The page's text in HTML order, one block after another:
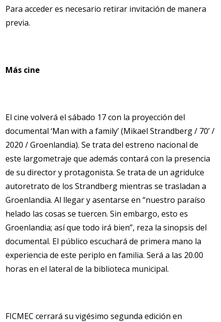
Para acceder es necesario retirar invitación de manera
previa.
Más cine
El cine volverá el sábado 17 con la proyección del
documental ‘Man with a family’ (Mikael Strandberg / 70’ /
2020 / Groenlandia). Se trata del estreno nacional de
este largometraje que además contará con la presencia
de su director y protagonista. Se trata de un agridulce
autoretrato de los Strandberg mientras se trasladan a
Groenlandia. Al llegar y asentarse en “nuestro paraíso
helado las cosas se tuercen. Sin embargo, esto es
Groenlandia; así que todo irá bien”, reza la sinopsis del
documental. El público escuchará de primera mano la
experiencia de este periplo en familia. Será a las 20.00
horas en el lateral de la biblioteca municipal.
FICMEC cerrará su vigésimo segunda edición en